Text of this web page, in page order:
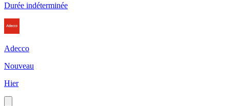
Durée indéterminée
Adecco
Nouveau
Hier